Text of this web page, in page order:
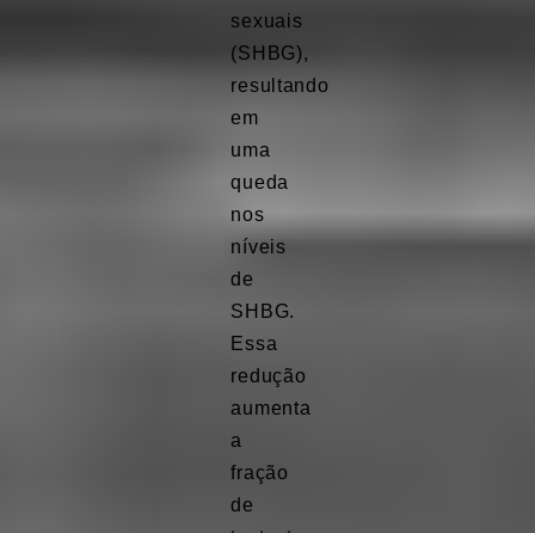
sexuais
(SHBG),
resultando
em
uma
queda
nos
níveis
de
SHBG.
Essa
redução
aumenta
a
fração
de